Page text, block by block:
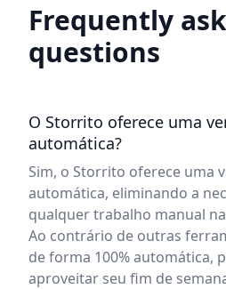
Frequently
questions
O Storrito oferece uma
automática?
Sim, o Storrito oferece uma
automática, eliminando a
qualquer trabalho manual
Ao contrário de outras
de forma 100% automática,
aproveitar seu fim de